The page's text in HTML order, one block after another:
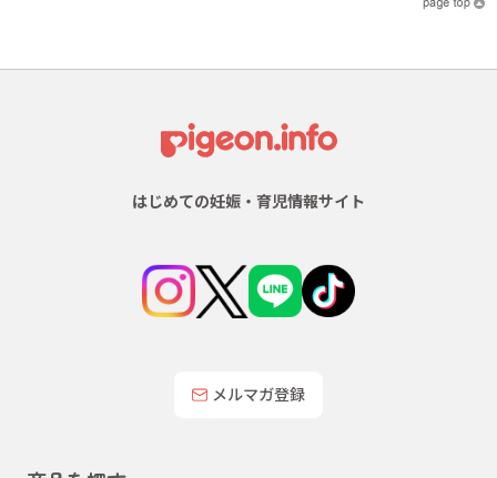
はじめての妊娠・育児情報サイト
メルマガ登録